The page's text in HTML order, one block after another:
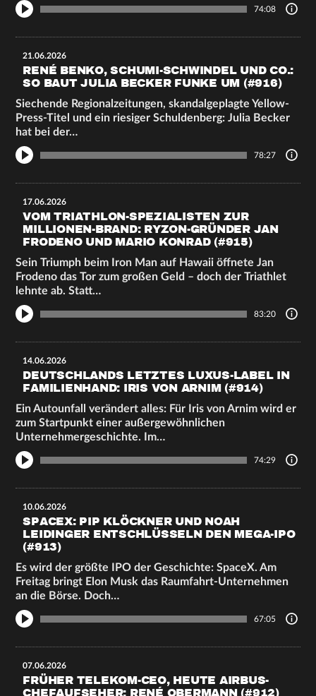
74:08
21.06.2026
RENÉ BENKO, SCHUMI-SCHWINDEL UND CO.:
SO BAUT JULIA BECKER FUNKE UM (#916)
Siechende Regionalzeitungen, skandalgeplagte Yellow-
Press-Titel und ein riesiger Schuldenberg: Julia Becker
hat bei der…
78:27
17.06.2026
VOM TRIATHLON-SPEZIALISTEN ZUR
MILLIONEN-BRAND: RYZON-GRÜNDER JAN
FRODENO UND MARIO KONRAD (#915)
Sein Triumph beim Iron Man auf Hawaii öffnete Jan
Frodeno das Tor zum großen Geld – doch der Triathlet
lehnte ab. Statt…
83:20
14.06.2026
DEUTSCHLANDS LETZTES LUXUS-LABEL IN
FAMILIENHAND: IRIS VON ARNIM (#914)
Ein Autounfall verändert alles: Für Iris von Arnim wird er
zum Startpunkt einer außergewöhnlichen
Unternehmergeschichte. Im…
74:29
10.06.2026
SPACEX: PIP KLÖCKNER UND NOAH
LEIDINGER ENTSCHLÜSSELN DEN MEGA-IPO
(#913)
Es wird der größte IPO der Geschichte: SpaceX. Am
Freitag bringt Elon Musk das Raumfahrt-Unternehmen
an die Börse. Doch…
67:05
07.06.2026
FRÜHER TELEKOM-CEO, HEUTE AIRBUS-
CHEFAUFSEHER: RENÉ OBERMANN (#912)